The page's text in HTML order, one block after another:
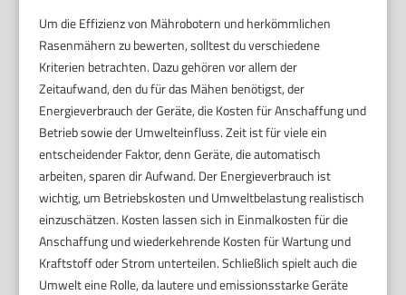
Um die Effizienz von Mährobotern und herkömmlichen
Rasenmähern zu bewerten, solltest du verschiedene
Kriterien betrachten. Dazu gehören vor allem der
Zeitaufwand, den du für das Mähen benötigst, der
Energieverbrauch der Geräte, die Kosten für Anschaffung und
Betrieb sowie der Umwelteinfluss. Zeit ist für viele ein
entscheidender Faktor, denn Geräte, die automatisch
arbeiten, sparen dir Aufwand. Der Energieverbrauch ist
wichtig, um Betriebskosten und Umweltbelastung realistisch
einzuschätzen. Kosten lassen sich in Einmalkosten für die
Anschaffung und wiederkehrende Kosten für Wartung und
Kraftstoff oder Strom unterteilen. Schließlich spielt auch die
Umwelt eine Rolle, da lautere und emissionsstarke Geräte